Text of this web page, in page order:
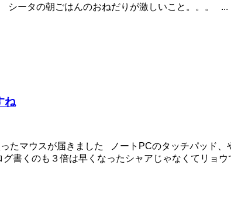
ータの朝ごはんのおねだりが激しいこと。。。 ...
ね
たマウスが届きました ノートPCのタッチパッド、
書くのも３倍は早くなったシャアじゃなくてリョウ